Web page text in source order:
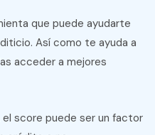
que puede ayudarte
Así como te ayuda a
acceder a mejores
score puede ser un factor